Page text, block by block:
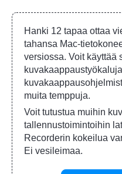
Hanki 12 tapaa ottaa
tahansa Mac-
versiossa. Voit käyttää
muita temppuja.
Voit tutustua muihin
tallennustoimintoihin
Recorderin kokeilua
Ei vesileimaa.